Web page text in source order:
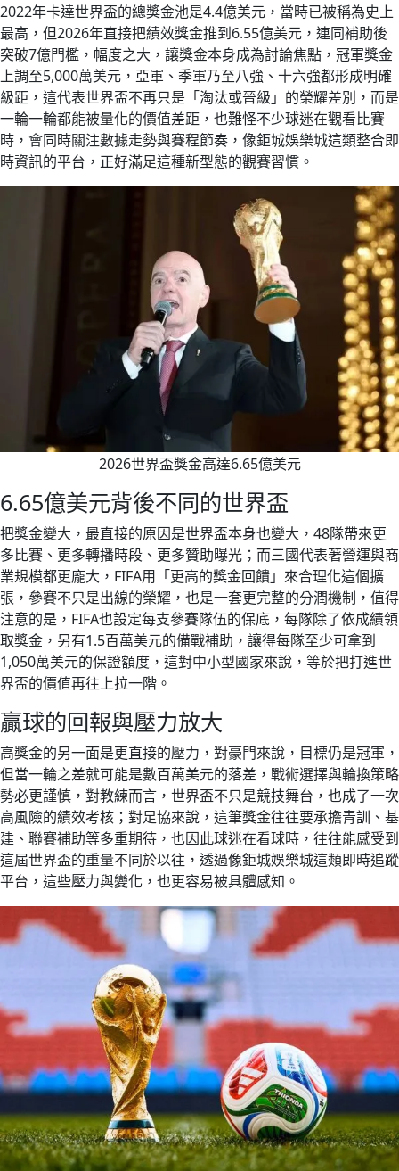
2022年卡達世界盃的總獎金池是4.4億美元，當時已被稱為史上
最高，但2026年直接把績效獎金推到6.55億美元，連同補助後
突破7億門檻，幅度之大，讓獎金本身成為討論焦點，冠軍獎金
上調至5,000萬美元，亞軍、季軍乃至八強、十六強都形成明確
級距，這代表世界盃不再只是「淘汰或晉級」的榮耀差別，而是
一輪一輪都能被量化的價值差距，也難怪不少球迷在觀看比賽
時，會同時關注數據走勢與賽程節奏，像鉅城娛樂城這類整合即
時資訊的平台，正好滿足這種新型態的觀賽習慣。
2026世界盃獎金高達6.65億美元
6.65億美元背後不同的世界盃
把獎金變大，最直接的原因是世界盃本身也變大，48隊帶來更
多比賽、更多轉播時段、更多贊助曝光；而三國代表著營運與商
業規模都更龐大，FIFA用「更高的獎金回饋」來合理化這個擴
張，參賽不只是出線的榮耀，也是一套更完整的分潤機制，值得
注意的是，FIFA也設定每支參賽隊伍的保底，每隊除了依成績領
取獎金，另有1.5百萬美元的備戰補助，讓得每隊至少可拿到
1,050萬美元的保證額度，這對中小型國家來說，等於把打進世
界盃的價值再往上拉一階。
贏球的回報與壓力放大
高獎金的另一面是更直接的壓力，對豪門來說，目標仍是冠軍，
但當一輪之差就可能是數百萬美元的落差，戰術選擇與輪換策略
勢必更謹慎，對教練而言，世界盃不只是競技舞台，也成了一次
高風險的績效考核；對足協來說，這筆獎金往往要承擔青訓、基
建、聯賽補助等多重期待，也因此球迷在看球時，往往能感受到
這屆世界盃的重量不同於以往，透過像鉅城娛樂城這類即時追蹤
平台，這些壓力與變化，也更容易被具體感知。